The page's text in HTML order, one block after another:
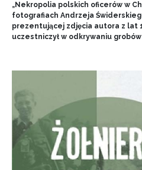
„Nekropolia polskich oficerów w
fotografiach Andrzeja
prezentującej zdjęcia autora z lat
uczestniczył w odkrywaniu